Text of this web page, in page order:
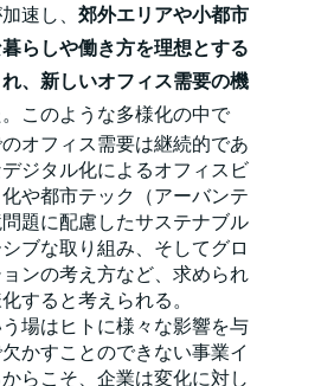
速し、 郊外エリアや小都市
らしや働き方を理想とする
、新しいオフィス需要の機
このような多様化の中で
オフィス需要は継続的であ
ジタル化によるオフィスビ
や都市テック（アーバンテ
題に配慮したサステナブル
ブな取り組み、そしてグロ
ンの考え方など、求められ
すると考えられる。
場はヒトに様々な影響を与
かすことのできない事業イ
らこそ、企業は変化に対し